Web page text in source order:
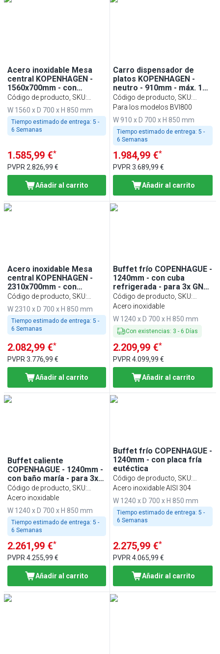
Acero inoxidable Mesa
central KOPENHAGEN -
1560x700mm - con
estante inferior & con
estante intermedio
Código de producto, SKU:
BVI800-AS4-N
W 1560 x D 700 x H 850 mm
Tiempo estimado de entrega: 5 -
6 Semanas
1.585,99 €*
PVPR2.826,99 €
Añadir al carrito
Carro dispensador de
platos KOPENHAGEN -
neutro - 910mm - máx. 120
platos - Acero inoxidable
AISI 304
Código de producto, SKU:
BVI800-TN-N
Para los modelos BVI800
W 910 x D 700 x H 850 mm
Tiempo estimado de entrega: 5 -
6 Semanas
1.984,99 €*
PVPR3.689,99 €
Añadir al carrito
Acero inoxidable Mesa
central KOPENHAGEN -
2310x700mm - con
estante inferior
Código de producto, SKU:
BVI800-AS6-N
W 2310 x D 700 x H 850 mm
Tiempo estimado de entrega: 5 -
6 Semanas
2.082,99 €*
PVPR 3.776,99 €
Añadir al carrito
Buffet frío COPENHAGUE -
1240mm - con cuba
refrigerada - para 3x GN
1/1-200
Código de producto, SKU:
BVI800-KW3-N
Acero inoxidable
W 1240 x D 700 x H 850 mm
Con existencias: 3 - 6 Días
2.209,99 €*
PVPR4.099,99 €
Añadir al carrito
Buffet caliente
COPENHAGUE - 1240mm -
con baño maría - para 3x
GN 1/1-200
Código de producto, SKU:
BVI800-BM3-N
Acero inoxidable
W 1240 x D 700 x H 850 mm
Tiempo estimado de entrega: 5 -
6 Semanas
2.261,99 €*
PVPR4.255,99 €
Añadir al carrito
Buffet frío COPENHAGUE -
1240mm - con placa fría
eutéctica
Código de producto, SKU:
BVI800-KP3-N
Acero inoxidable AISI 304
W 1240 x D 700 x H 850 mm
Tiempo estimado de entrega: 5 -
6 Semanas
2.275,99 €*
PVPR4.065,99 €
Añadir al carrito